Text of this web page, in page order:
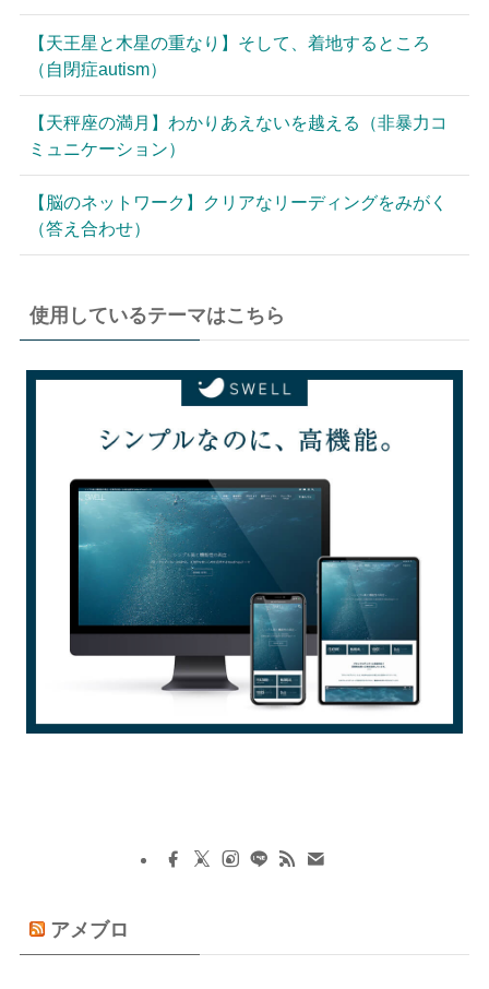
【天王星と木星の重なり】そして、着地するところ
（自閉症autism）
【天秤座の満月】わかりあえないを越える（非暴力コ
ミュニケーション）
【脳のネットワーク】クリアなリーディングをみがく
（答え合わせ）
使用しているテーマはこちら
アメブロ